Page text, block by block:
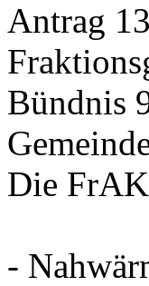
Antrag
Bündnis
Die
-